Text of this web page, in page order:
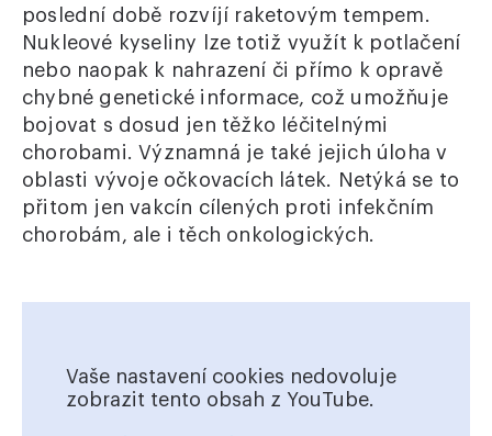
poslední době rozvíjí raketovým tempem.
Nukleové kyseliny lze totiž využít k potlačení
nebo naopak k nahrazení či přímo k opravě
chybné genetické informace, což umožňuje
bojovat s dosud jen těžko léčitelnými
chorobami. Významná je také jejich úloha v
oblasti vývoje očkovacích látek. Netýká se to
přitom jen vakcín cílených proti infekčním
chorobám, ale i těch onkologických.
Vaše nastavení cookies nedovoluje
zobrazit tento obsah z YouTube.